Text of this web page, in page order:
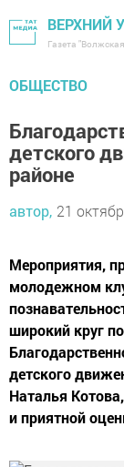
ВЕРХНИЙ
Газета
ОБЩЕСТВО
детского
районе
автор, 21
Мероприятия,
молодежном
широкий круг
детского
Наталья
и приятной